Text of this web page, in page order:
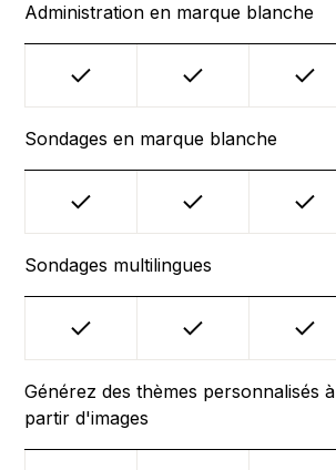
Administration en marque blanche
Sondages en marque blanche
Sondages multilingues
Générez des thèmes personnalisés à
partir d'images